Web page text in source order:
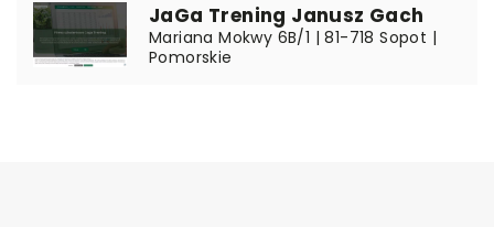
JaGa Trening Janusz Gach
Mariana Mokwy 6B/1 | 81-718 Sopot |
Pomorskie